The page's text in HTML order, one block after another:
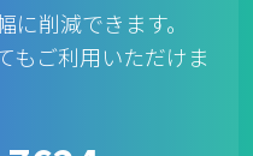
削減できます。
もご利用いただけま